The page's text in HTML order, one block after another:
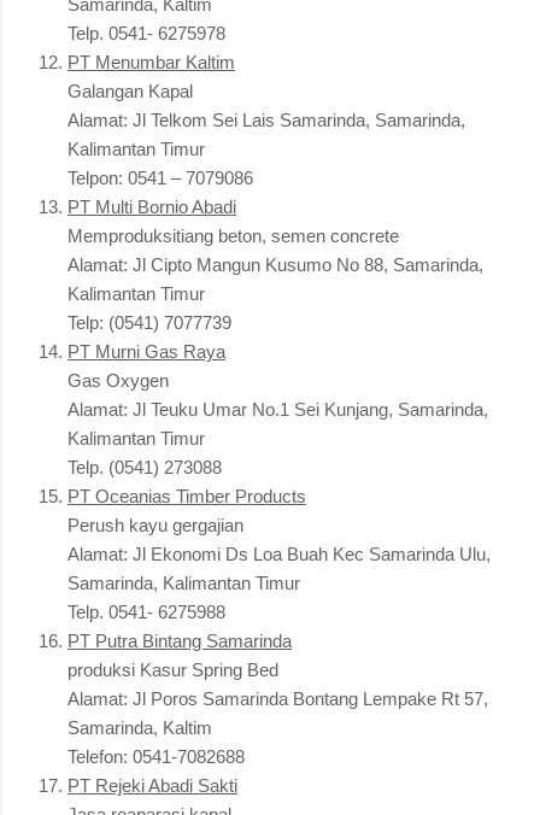
Telp. 0541- 6275978
PT Menumbar Kaltim
Galangan Kapal
Alamat: Jl Telkom Sei Lais Samarinda, Samarinda,
Kalimantan Timur
Telpon: 0541 – 7079086
PT Multi Bornio Abadi
Memproduksitiang beton, semen concrete
Alamat: Jl Cipto Mangun Kusumo No 88, Samarinda,
Kalimantan Timur
Telp: (0541) 7077739
PT Murni Gas Raya
Gas Oxygen
Alamat: Jl Teuku Umar No.1 Sei Kunjang, Samarinda,
Kalimantan Timur
Telp. (0541) 273088
PT Oceanias Timber Products
Perush kayu gergajian
Alamat: Jl Ekonomi Ds Loa Buah Kec Samarinda Ulu,
Samarinda, Kalimantan Timur
Telp. 0541- 6275988
PT Putra Bintang Samarinda
produksi Kasur Spring Bed
Alamat: Jl Poros Samarinda Bontang Lempake Rt 57,
Samarinda, Kaltim
Telefon: 0541-7082688
PT Rejeki Abadi Sakti